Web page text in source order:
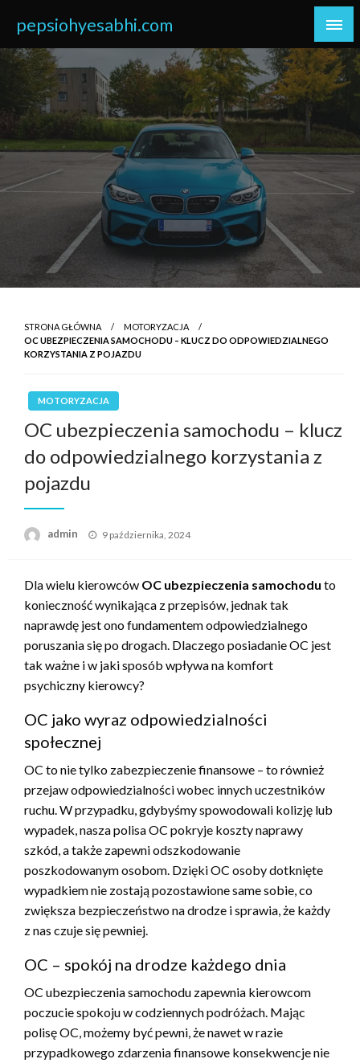
content
pepsiohyesabhi.com
STRONA GŁÓWNA
MOTORYZACJA
OC UBEZPIECZENIA SAMOCHODU – KLUCZ DO ODPOWIEDZIALNEGO
KORZYSTANIA Z POJAZDU
MOTORYZACJA
OC ubezpieczenia samochodu – klucz
do odpowiedzialnego korzystania z
pojazdu
admin
Opublikowane
9 października, 2024
Dla wielu kierowców OC ubezpieczenia samochodu to
konieczność wynikająca z przepisów, jednak tak
naprawdę jest ono fundamentem odpowiedzialnego
poruszania się po drogach. Dlaczego posiadanie OC jest
tak ważne i w jaki sposób wpływa na komfort
psychiczny kierowcy?
OC jako wyraz odpowiedzialności
społecznej
OC to nie tylko zabezpieczenie finansowe – to również
przejaw odpowiedzialności wobec innych uczestników
ruchu. W przypadku, gdybyśmy spowodowali kolizję lub
wypadek, nasza polisa OC pokryje koszty naprawy
szkód, a także zapewni odszkodowanie
poszkodowanym osobom. Dzięki OC osoby dotknięte
wypadkiem nie zostają pozostawione same sobie, co
zwiększa bezpieczeństwo na drodze i sprawia, że każdy
z nas czuje się pewniej.
OC – spokój na drodze każdego dnia
OC ubezpieczenia samochodu zapewnia kierowcom
poczucie spokoju w codziennych podróżach. Mając
polisę OC, możemy być pewni, że nawet w razie
przypadkowego zdarzenia finansowe konsekwencje nie